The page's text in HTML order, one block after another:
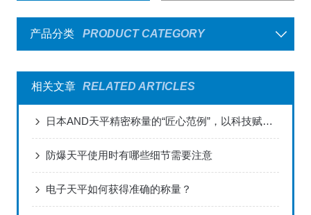
产品分类 PRODUCT CATEGORY
相关文章 RELATED ARTICLES
日本AND天平精密称量的“匠心范例”，以科技赋能全球实验室
防爆天平使用时有哪些细节需要注意
电子天平如何获得准确的称量？